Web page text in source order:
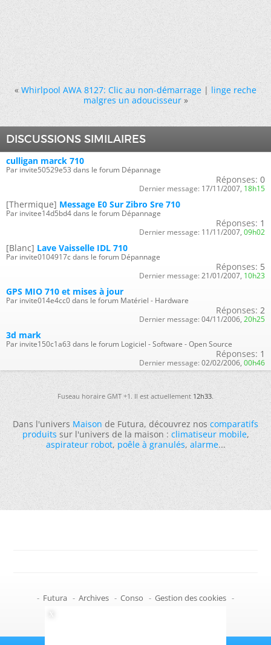
« Whirlpool AWA 8127: Clic au non-démarrage|linge reche
malgres un adoucisseur »
DISCUSSIONS SIMILAIRES
culligan marck 710
Par invite50529e53 dans le forum Dépannage
Réponses: 0
Dernier message: 17/11/2007, 18h15
[Thermique] Message E0 Sur Zibro Sre 710
Par invitee14d5bd4 dans le forum Dépannage
Réponses: 1
Dernier message: 11/11/2007, 09h02
[Blanc] Lave Vaisselle IDL 710
Par invite0104917c dans le forum Dépannage
Réponses: 5
Dernier message: 21/01/2007, 10h23
GPS MIO 710 et mises à jour
Par invite014e4cc0 dans le forum Matériel - Hardware
Réponses: 2
Dernier message: 04/11/2006, 20h25
3d mark
Par invite150c1a63 dans le forum Logiciel - Software - Open Source
Réponses: 1
Dernier message: 02/02/2006, 00h46
Fuseau horaire GMT +1. Il est actuellement12h33.
Dans l'universMaisonde Futura, découvrez noscomparatifs
produitssur l'univers de la maison :climatiseur mobile,
aspirateur robot,poêle à granulés,alarme...
- Futura - Archives - Conso - Gestion des cookies -